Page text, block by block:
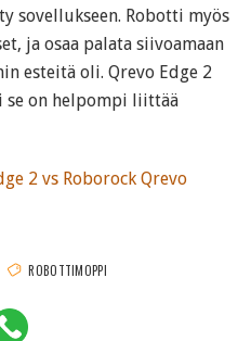
sovellukseen. Robotti myös
ja osaa palata siivoamaan
esteitä oli. Qrevo Edge 2
se on helpompi liittää
2 vs Roborock Qrevo
ROBOTTIMOPPI